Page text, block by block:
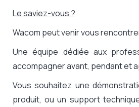
Le saviez-vous ?
Wacom peut venir vous
Une équipe dédiée aux
accompagner avant, pendant et
Vous souhaitez une
produit, ou un support